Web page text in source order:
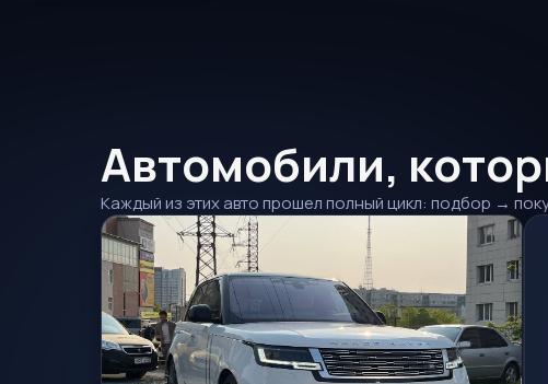
Автомобили,
Каждый из этих авто прошел полный цикл: подбор →